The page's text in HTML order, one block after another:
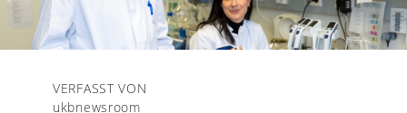
VERFASST VON
ukbnewsroom